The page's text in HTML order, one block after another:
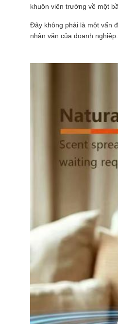
khuôn viên trường về một
Đây không phải là một vấn
nhân văn của doanh nghiệp.